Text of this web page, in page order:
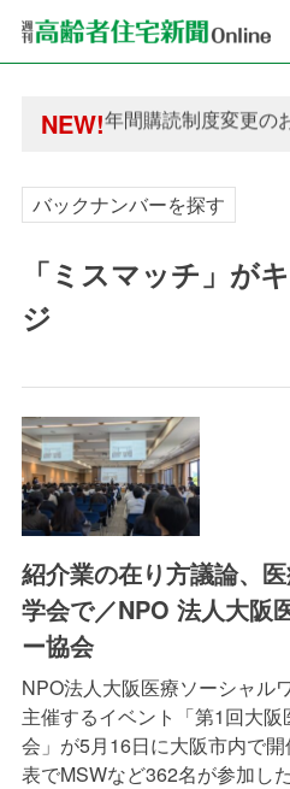
NEW!
年間購読制度変更の
高齢者住宅新聞 無
高齢者住宅新聞 無
バックナンバーを探す
「ミスマッチ」が
ジ
紹介業の在り方議論、
学会で／NPO 法人大阪
ー協会
NPO法人大阪医療ソーシャル
主催するイベント「第1回大
会」が5月16日に大阪市内で
表でMSWなど362名が参加